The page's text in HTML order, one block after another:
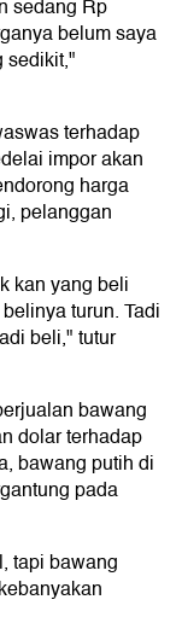
sedang Rp
belum saya
sedikit,"
terhadap
impor akan
harga
pelanggan
kan yang beli
turun. Tadi
beli," tutur
bawang
dolar terhadap
bawang putih di
pada
tapi bawang